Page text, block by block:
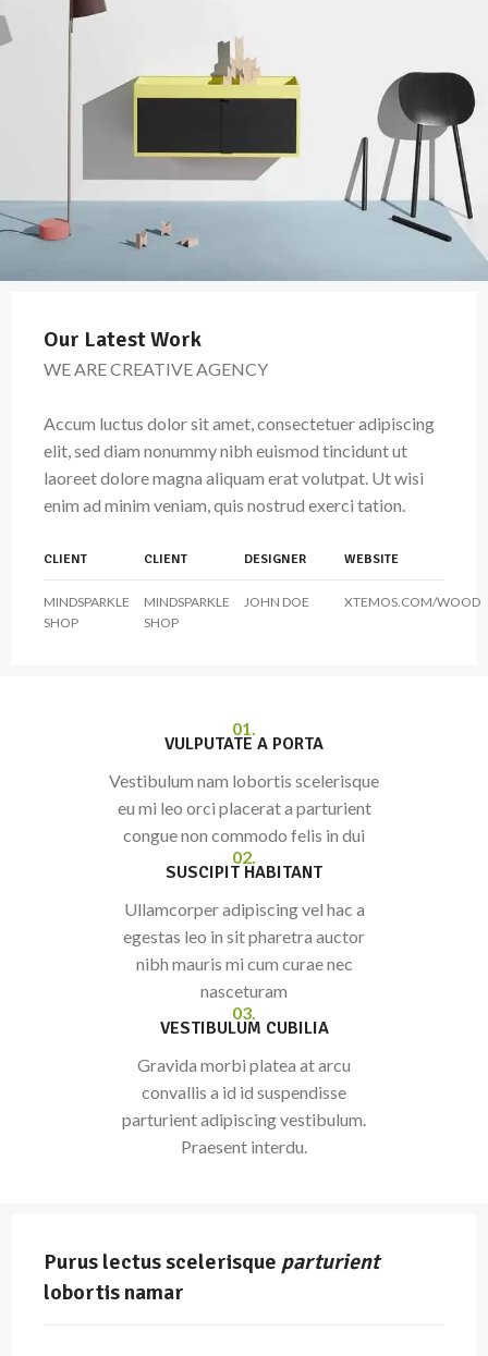
Our Latest Work
WE ARE CREATIVE AGENCY
Accum luctus dolor sit amet, consectetuer adipiscing
elit, sed diam nonummy nibh euismod tincidunt ut
laoreet dolore magna aliquam erat volutpat. Ut wisi
enim ad minim veniam, quis nostrud exerci tation.
CLIENT
MINDSPARKLE
SHOP
CLIENT
MINDSPARKLE
SHOP
DESIGNER
JOHN DOE
WEBSITE
XTEMOS.COM/WOOD
01.
VULPUTATE A PORTA
Vestibulum nam lobortis scelerisque
eu mi leo orci placerat a parturient
congue non commodo felis in dui
02.
SUSCIPIT HABITANT
Ullamcorper adipiscing vel hac a
egestas leo in sit pharetra auctor
nibh mauris mi cum curae nec
nasceturam
03.
VESTIBULUM CUBILIA
Gravida morbi platea at arcu
convallis a id id suspendisse
parturient adipiscing vestibulum.
Praesent interdu.
Purus lectus scelerisque parturient
lobortis namar